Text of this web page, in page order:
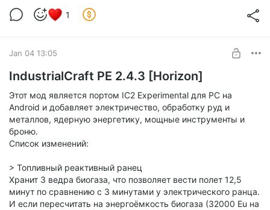
1
Jan 04 13:05
IndustrialCraft PE 2.4.3 [Horizon]
Этот мод является портом IC2 Experimental для PC на
Android и добавляет электричество, обработку руд и
металлов, ядерную энергетику, мощные инструменты и
броню.
Список изменений:
> Топливный реактивный ранец
Хранит 3 ведра биогаза, что позволяет вести полет 12,5
минут по сравнению с 3 минутами у электрического ранца.
И если пересчитать на энергоёмкость биогаза (32000 Eu на